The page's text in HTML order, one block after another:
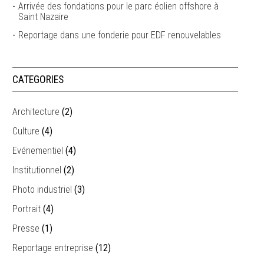
Arrivée des fondations pour le parc éolien offshore à
Saint Nazaire
Reportage dans une fonderie pour EDF renouvelables
CATEGORIES
Architecture (2)
Culture (4)
Evénementiel (4)
Institutionnel (2)
Photo industriel (3)
Portrait (4)
Presse (1)
Reportage entreprise (12)